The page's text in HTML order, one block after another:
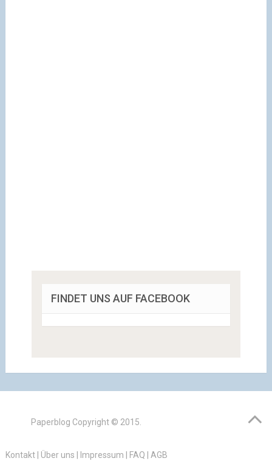
FINDET UNS AUF FACEBOOK
Paperblog Copyright © 2015.
Kontakt| Über uns Impressum FAQ AGB